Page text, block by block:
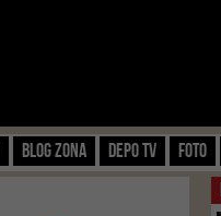
Blog zona Depo TV FOTO